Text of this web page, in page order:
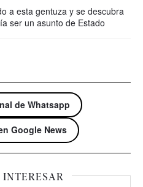
a esta gentuza y se descubra
ser un asunto de Estado
de Whatsapp
Google News